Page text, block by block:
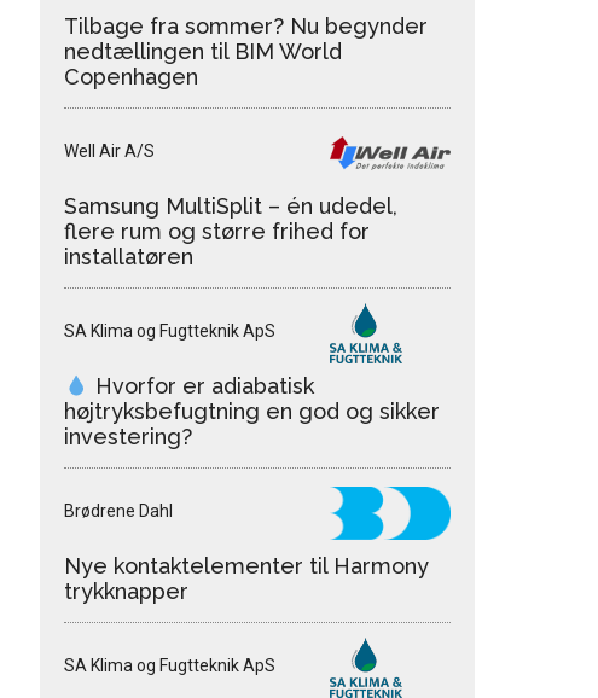
Tilbage fra sommer? Nu begynder
nedtællingen til BIM World
Copenhagen
Well Air A/S
Samsung MultiSplit – én udedel,
flere rum og større frihed for
installatøren
SA Klima og Fugtteknik ApS
Hvorfor er adiabatisk
højtryksbefugtning en god og sikker
investering?
Brødrene Dahl
Nye kontaktelementer til Harmony
trykknapper
SA Klima og Fugtteknik ApS